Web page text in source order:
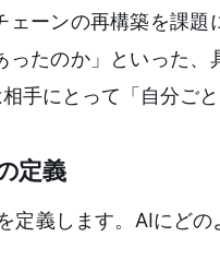
ーンの再構築を課
たのか」といった、
手にとって「自分ご
定義
義します。AIにど